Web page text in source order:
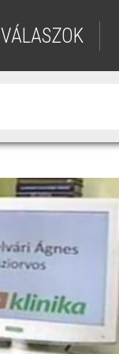
VÁLASZOK